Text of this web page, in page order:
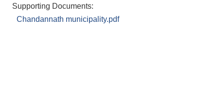
Supporting Documents:
Chandannath municipality.pdf